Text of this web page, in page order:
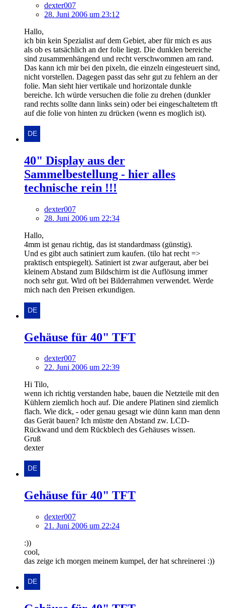
dexter007
28. Juni 2006 um 23:12
Hallo,
ich bin kein Spezialist auf dem Gebiet, aber für mich es aus
als ob es tatsächlich an der folie liegt. Die dunklen bereiche
sind zusammenhängend und recht verschwommen am rand.
Das kann ich mir bei den pixeln, die einzeln eingesteuert sind,
nicht vorstellen. Dagegen passt das sehr gut zu fehlern an der
folie. Man sieht hier vertikale und horizontale dunkle
bereiche. Ich würde versuchen die folie zu drehen (dunkler
rand rechts sollte dann links sein) oder bei eingeschaltetem tft
auf die folie von hinten zu drücken (wenn es moglich ist).
40" Display aus der
Sammelbestellung - hier alles
technische rein !!!
dexter007
28. Juni 2006 um 22:34
Hallo,
4mm ist genau richtig, das ist standardmass (günstig).
Und es gibt auch satiniert zum kaufen. (tilo hat recht =>
praktisch entspiegelt). Satiniert ist zwar aufgeraut, aber bei
kleinem Abstand zum Bildschirm ist die Auflösung immer
noch sehr gut. Wird oft bei Bilderrahmen verwendet. Werde
mich nach den Preisen erkundigen.
Gehäuse für 40" TFT
dexter007
22. Juni 2006 um 22:39
Hi Tilo,
wenn ich richtig verstanden habe, bauen die Netzteile mit den
Kühlern ziemlich hoch auf. Die andere Platinen sind ziemlich
flach. Wie dick, - oder genau gesagt wie dünn kann man denn
das Gerät bauen? Ich müstte den Abstand zw. LCD-
Rückwand und dem Rückblech des Gehäuses wissen.
Gruß
dexter
Gehäuse für 40" TFT
dexter007
21. Juni 2006 um 22:24
:))
cool,
das zeige ich morgen meinem kumpel, der hat schreinerei :))